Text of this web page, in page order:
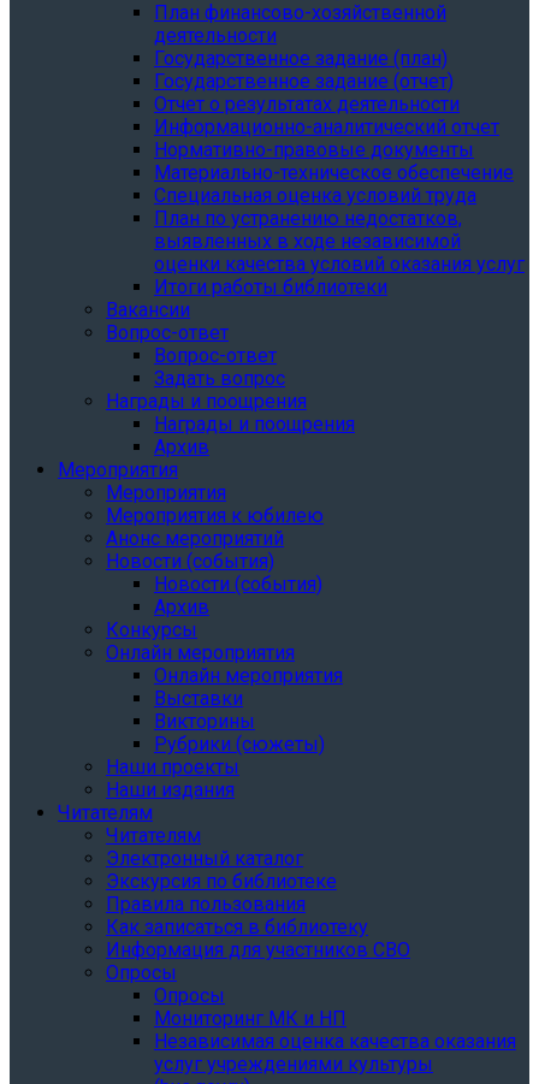
План финансово-хозяйственной
деятельности
Государственное задание (план)
Государственное задание (отчет)
Отчет о результатах деятельности
Информационно-аналитический отчет
Нормативно-правовые документы
Материально-техническое обеспечение
Специальная оценка условий труда
План по устранению недостатков,
выявленных в ходе независимой
оценки качества условий оказания услуг
Итоги работы библиотеки
Вакансии
Вопрос-ответ
Вопрос-ответ
Задать вопрос
Награды и поощрения
Награды и поощрения
Архив
Мероприятия
Мероприятия
Мероприятия к юбилею
Анонс мероприятий
Новости (события)
Новости (события)
Архив
Конкурсы
Онлайн мероприятия
Онлайн мероприятия
Выставки
Викторины
Рубрики (сюжеты)
Наши проекты
Наши издания
Читателям
Читателям
Электронный каталог
Экскурсия по библиотеке
Правила пользования
Как записаться в библиотеку
Информация для участников СВО
Опросы
Опросы
Мониторинг МК и НП
Независимая оценка качества оказания
услуг учреждениями культуры